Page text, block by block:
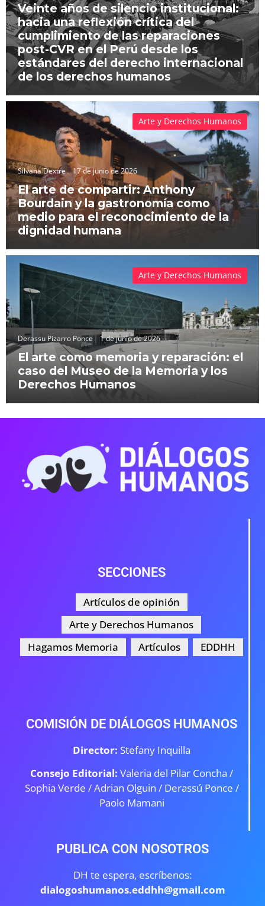
Veinte años de silencio institucional:
hacia una reflexión crítica del
cumplimiento de las reparaciones
post-CVR en el Perú desde los
estándares del derecho internacional
de los derechos humanos
Silvana Dextre 17 de junio de 2026
El arte de compartir: Anthony
Bourdain y la gastronomía como
medio para el reconocimiento de la
dignidad humana
Arte y Derechos Humanos
Derassu Pizarro Ponce 1 de junio de 2026
El arte como memoria y reparación: el
caso del Museo de la Memoria y los
Derechos Humanos
Arte y Derechos Humanos
SECCIONES
Artículos de opinión
Arte y Derechos Humanos
Hagamos Memoria
Artículos EDDHH
COMISIÓN DE DIÁLOGOS HUMANOS
Director: Stefany Inquilla
Consejo Editorial: Valeria del Pilar Concha /
Sophia Verde /Adrian Olguin / Derassú Ponce /
Paolo Mamani
PUBLICA CON NOSOTROS
DH te espera, escríbenos:
dialogoshumanos.eddhh@gmail.com